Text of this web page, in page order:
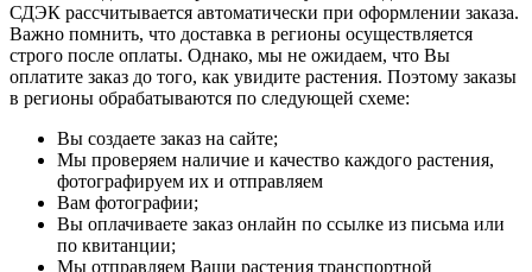
СДЭК рассчитывается автоматически при оформлении заказа.
Важно помнить, что доставка в регионы осуществляется
строго после оплаты. Однако, мы не ожидаем, что Вы
оплатите заказ до того, как увидите растения. Поэтому заказы
в регионы обрабатываются по следующей схеме:
Вы создаете заказ на сайте;
Мы проверяем наличие и качество каждого растения,
фотографируем их и отправляем
Вам фотографии;
Вы оплачиваете заказ онлайн по ссылке из письма или
по квитанции;
Мы отправляем Ваши растения транспортной